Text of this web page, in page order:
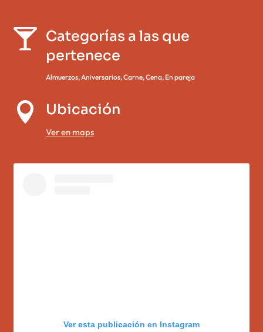
 Categorías a las que
pertenece
Almuerzos, Aniversarios,Carne,Cena, En pareja
 Ubicación
Ver en maps
Ver esta publicación en Instagram